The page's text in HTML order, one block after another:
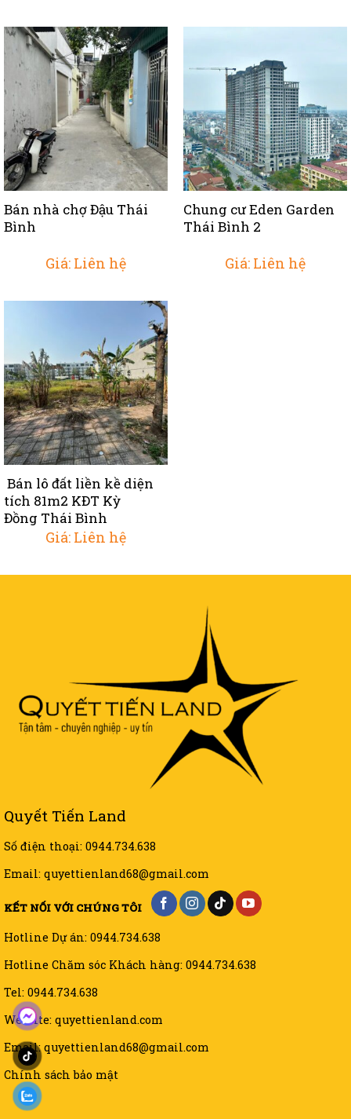
Bán nhà chợ Đậu Thái
Bình
Giá: Liên hệ
Chung cư Eden Garden
Thái Bình 2
Giá: Liên hệ
Bán lô đất liền kề diện
tích 81m2 KĐT Kỳ
Đồng Thái Bình
Giá: Liên hệ
Quyết Tiến Land
Số điện thoại: 0944.734.638
Email: quyettienland68@gmail.com
KẾT NỐI VỚI CHÚNG TÔI
Hotline Dự án: 0944.734.638
Hotline Chăm sóc Khách hàng: 0944.734.638
Tel: 0944.734.638
Website: quyettienland.com
Email: quyettienland68@gmail.com
Chính sách bảo mật